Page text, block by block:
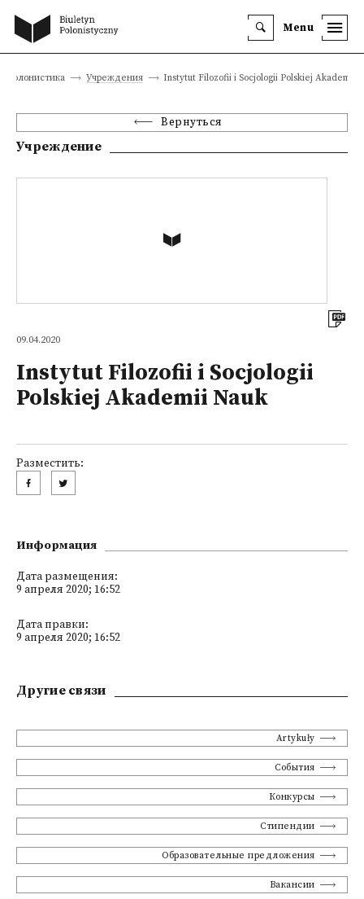
Menu
Учреждения Instytut Filozofii i Socjologii Polskiej Akademii
Вернуться
Учреждение
09.04.2020
Instytut Filozofii i Socjologii
Polskiej Akademii Nauk
Разместить:
Информация
Дата размещения:
9 апреля 2020; 16:52
Дата правки:
9 апреля 2020; 16:52
Другие связи
Artykuły
События
Конкурсы
Стипендии
Образовательные предложения
Вакансии